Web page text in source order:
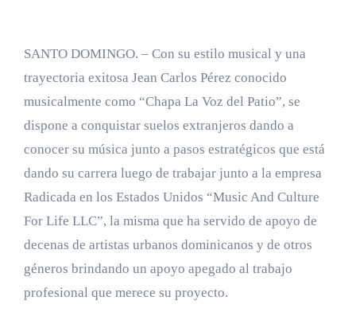
SANTO DOMINGO. – Con su estilo musical y una
trayectoria exitosa Jean Carlos Pérez conocido
musicalmente como “Chapa La Voz del Patio”, se
dispone a conquistar suelos extranjeros dando a
conocer su música junto a pasos estratégicos que está
dando su carrera luego de trabajar junto a la empresa
Radicada en los Estados Unidos “Music And Culture
For Life LLC”, la misma que ha servido de apoyo de
decenas de artistas urbanos dominicanos y de otros
géneros brindando un apoyo apegado al trabajo
profesional que merece su proyecto.